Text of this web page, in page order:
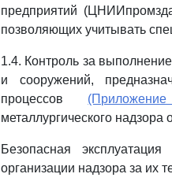
предприятий
позволяющих учитывать
1.4. Контроль за
и сооружений,
процессов
металлургического надзора
Безопасная
организации надзора за их